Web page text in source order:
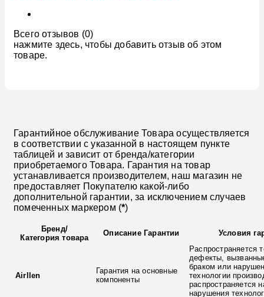
Всего отзывов (0)
нажмите здесь, чтобы добавить отзыв об этом
товаре.
Гарантийное обслуживание Товара осуществляется
в соответствии с указанной в настоящем пункте
таблицей и зависит от бренда/категории
приобретаемого Товара. Гарантия на товар
устанавливается производителем, наш магазин не
предоставляет Покупателю какой-либо
дополнительной гарантии, за исключением случаев
помеченных маркером (*)
Бренд/
Категория товара
Описание Гарантии Условия
Airllen
Гарантия на основные
компоненты
Распространяется
дефекты,
браком или
технологии
распространяется
нарушения